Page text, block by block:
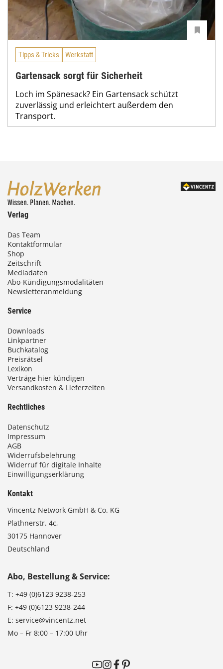
Tipps & Tricks Werkstatt
Gartensack sorgt für Sicherheit
Loch im Spänesack? Ein Gartensack schützt
zuverlässig und erleichtert außerdem den
Transport.
Verlag
Das Team
Kontaktformular
Shop
Zeitschrift
Mediadaten
Abo-Kündigungsmodalitäten
Newsletteranmeldung
Service
Downloads
Linkpartner
Buchkatalog
Preisrätsel
Lexikon
Verträge hier kündigen
Versandkosten & Lieferzeiten
Rechtliches
Datenschutz
Impressum
AGB
Widerrufsbelehrung
Widerruf für digitale Inhalte
Einwilligungserklärung
Kontakt
Vincentz Network GmbH & Co. KG
Plathnerstr. 4c,
30175 Hannover
Deutschland
Abo, Bestellung & Service:
T: +49 (0)6123 9238-253
F: +49 (0)6123 9238-244
E: service@vincentz.net
Mo – Fr 8:00 – 17:00 Uhr